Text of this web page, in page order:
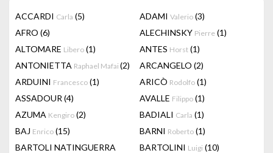
ACCARDI Carla (5) ADAMI Valerio (3)
AFRO (6) ALECHINSKY Pierre (1)
ALTOMARE Libero (1) ANTES Horst (1)
ANTONIETTA Raphael Mafai (2) ARCANGELO (2)
ARDUINI Francesco (1) ARICÒ Rodolfo (1)
ASSADOUR (4) AVALLE Filippo (1)
AZUMA Kengiro (2) BADIALI Carla (1)
BAJ Enrico (15) BARNI Roberto (1)
BARTOLI NATINGUERRA
BARTOLINI Luigi (10)